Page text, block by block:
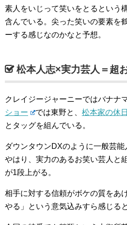
素人をいじって笑いをとるという
含んでいる。尖った笑いの要素を
ーする感じなのかなと予想。
松本人志×実力芸人＝超
クレイジージャーニーではバナナ
ショー
では東野と、 松本家の休日
とタッグを組んでいる。
ダウンタウンDXのように一般芸能
やはり、実力のあるお笑い芸人と
が1段上がる。
相手に対する信頼がボケの質をあ
やる」という意気込みすら感じる